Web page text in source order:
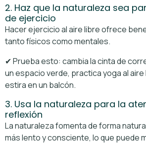
2. Haz que la naturaleza sea
de ejercicio
Hacer ejercicio al aire libre ofrece
tanto físicos como mentales.
✔ Prueba esto: cambia la cinta de
un espacio verde, practica yoga al
estira en un balcón.
3. Usa la naturaleza para la
reflexión
La naturaleza fomenta de forma
más lento y consciente, lo que puede